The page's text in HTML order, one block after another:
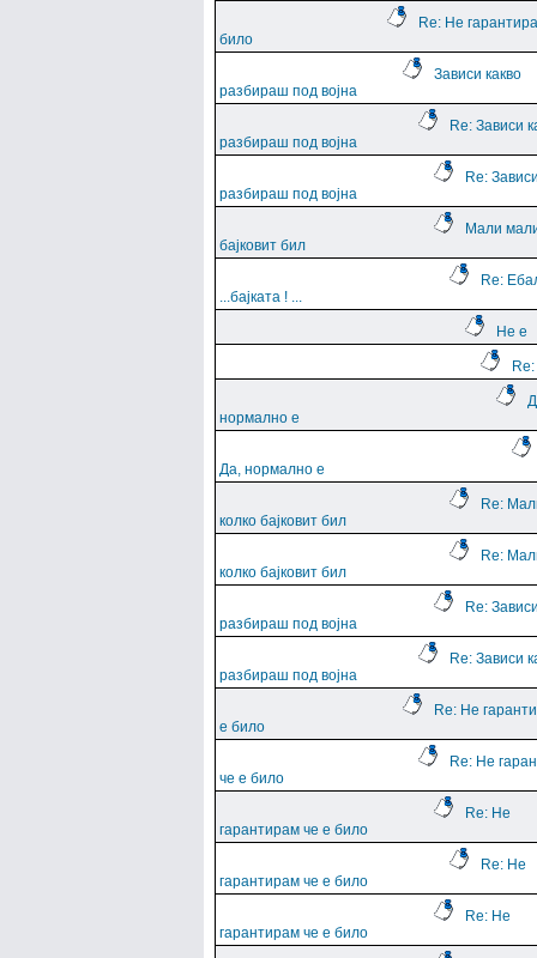
Re: Не
било
Зависи какво
разбираш под војна
Re: Зависи
разбираш под војна
Re:
разбираш под војна
Мали
бајковит бил
Re:
...баjката ! ...
Не е
нормално е
Да, нормално е
Re:
колко бајковит бил
Re:
колко бајковит бил
Re:
разбираш под војна
Re: Зависи
разбираш под војна
Re: Не
е било
Re: Не
че е било
Re: Не
гарантирам че е било
Re: Не
гарантирам че е било
Re: Не
гарантирам че е било